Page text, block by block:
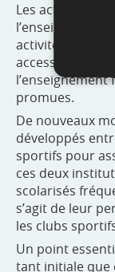
Les activités de
l’enseignement
activités
accessibles à
promues.
De nouveaux
développés
sportifs pour
ces deux
scolarisés
s’agit de leur
les clubs
Un point
tant initiale que